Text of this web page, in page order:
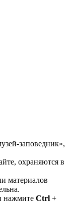
заповедник»,
охраняются в
материалов
нажмите Ctrl +